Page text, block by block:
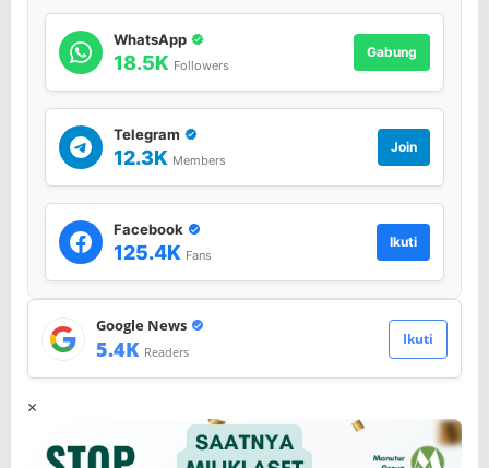
WhatsApp
18.5K Followers
Gabung
Telegram
12.3K Members
Join
Facebook
125.4K Fans
Ikuti
Google News
5.4K Readers
Ikuti
×